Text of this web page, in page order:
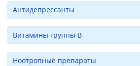
Антидепрессанты
Витамины группы В
Ноотропные препараты